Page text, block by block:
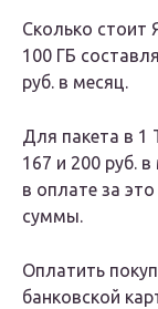
Сколько стоит
100 ГБ
руб. в месяц.
Для пакета в 1
167 и 200 руб.
в оплате за
суммы.
Оплатить
банковской